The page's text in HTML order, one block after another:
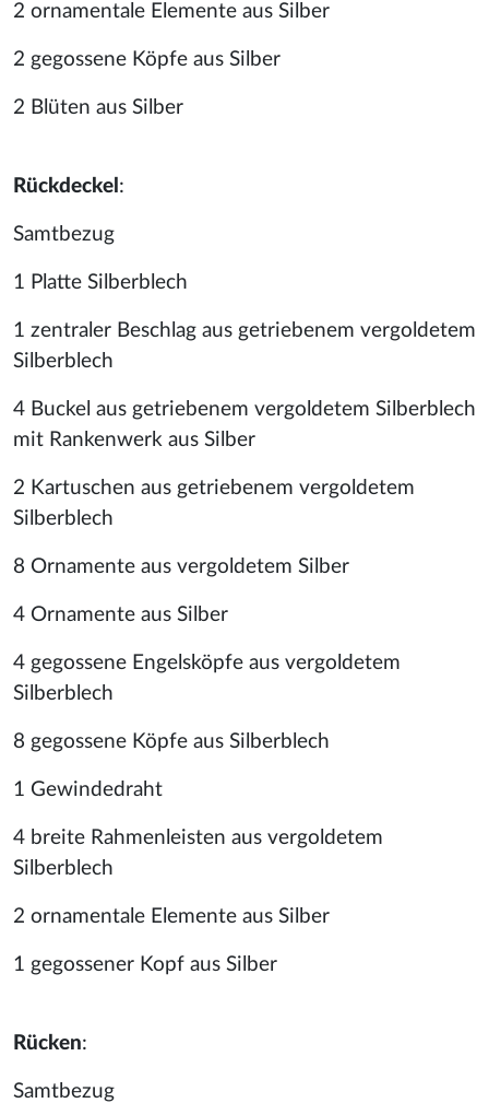
2 ornamentale Elemente aus Silber
2 gegossene Köpfe aus Silber
2 Blüten aus Silber
Rückdeckel :
Samtbezug
1 Platte Silberblech
1 zentraler Beschlag aus getriebenem vergoldetem
Silberblech
4 Buckel aus getriebenem vergoldetem Silberblech
mit Rankenwerk aus Silber
2 Kartuschen aus getriebenem vergoldetem
Silberblech
8 Ornamente aus vergoldetem Silber
4 Ornamente aus Silber
4 gegossene Engelsköpfe aus vergoldetem
Silberblech
8 gegossene Köpfe aus Silberblech
1 Gewindedraht
4 breite Rahmenleisten aus vergoldetem
Silberblech
2 ornamentale Elemente aus Silber
1 gegossener Kopf aus Silber
Rücken:
Samtbezug